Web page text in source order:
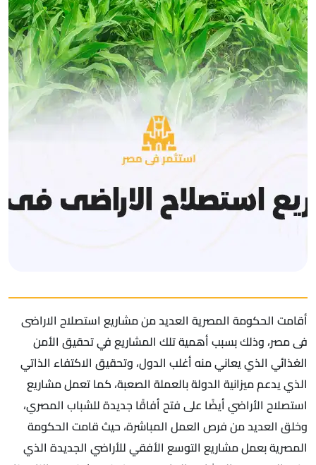
أقامت الحكومة المصرية العديد من مشاريع استصلاح الاراضى
فى مصر، وذلك بسبب أهمية تلك المشاريع في تحقيق الأمن
الغذائي الذي يعاني منه أغلب الدول، وتحقيق الاكتفاء الذاتي
الذي يدعم ميزانية الدولة بالعملة الصعبة، كما تعمل مشاريع
استصلاح الأراضي أيضًا على فتح أفاقًا جديدة للشباب المصري،
وخلق العديد من فرص العمل المباشرة، حيث قامت الحكومة
المصرية بعمل مشاريع التوسع الأفقي للأراضي الجديدة الذي